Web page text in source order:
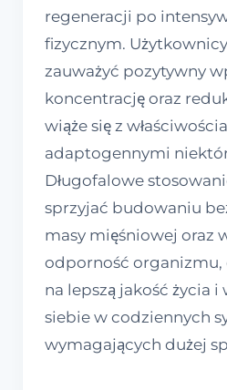
regeneracji po
fizycznym.
zauważyć pozytywny
koncentrację oraz
wiąże się z
adaptogennymi
Długofalowe
sprzyjać budowaniu
masy mięśniowej oraz
odporność organizmu,
na lepszą jakość życia i
siebie w codziennych
wymagających dużej